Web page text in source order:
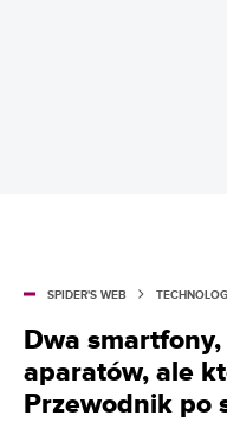
SPIDER'S WEB
Dwa
aparatów, ale
Przewodnik po